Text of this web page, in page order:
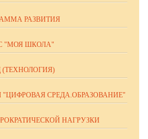
РАЗВИТИЯ
"МОЯ ШКОЛА"
(ТЕХНОЛОГИЯ)
СРЕДА.ОБРАЗОВАНИЕ"
НАГРУЗКИ